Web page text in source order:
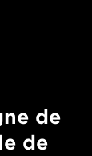
de
de